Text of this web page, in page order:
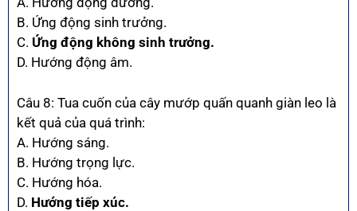
B. Ứng động sinh trưởng.
C. Ứng động không sinh trưởng.
D. Hướng động âm.
Câu 8: Tua cuốn của cây mướp quấn quanh giàn leo là
kết quả của quá trình:
A. Hướng sáng.
B. Hướng trọng lực.
C. Hướng hóa.
D. Hướng tiếp xúc.